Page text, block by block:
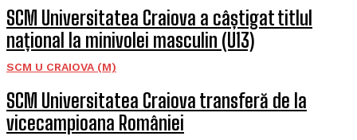
SCM Universitatea Craiova a câștigat titlul
național la minivolei masculin (U13)
SCM U CRAIOVA (M)
SCM Universitatea Craiova transferă de la
vicecampioana României